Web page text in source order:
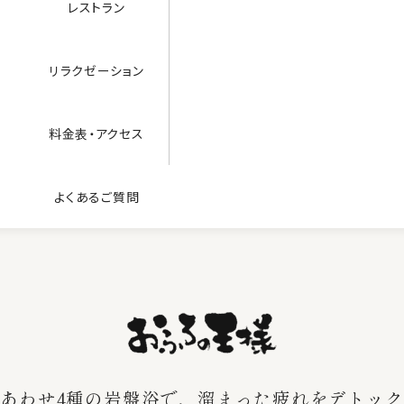
レストラン
リラクゼーション
料金表・アクセス
よくあるご質問
わせ4種の岩盤浴で、 溜まった疲れをデトッ